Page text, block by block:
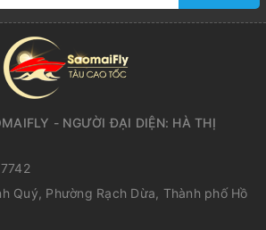
- NGƯỜI ĐẠI DIỆN: HÀ THỊ
Quý, Phường Rạch Dừa, Thành phố Hồ